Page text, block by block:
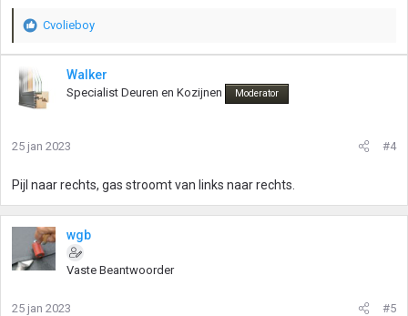
W
r
d
i
g
e
:
Cvolieboy
Walker
Specialist Deuren en Kozijnen Moderator
25 jan 2023 #4
Pijl naar rechts, gas stroomt van links naar rechts.
wgb
Vaste Beantwoorder
25 jan 2023 #5